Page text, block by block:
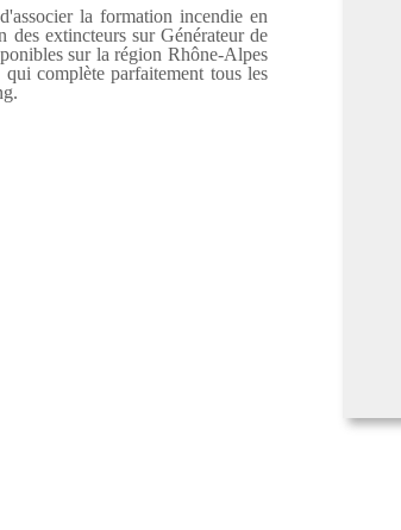
la formation incendie en
des extincteurs sur Générateur de
sur la région Rhône-Alpes
complète parfaitement tous les